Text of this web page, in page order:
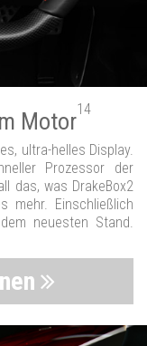
Motor14
ultra-helles Display.
Prozessor der
das, was DrakeBox2
mehr. Einschließlich
neuesten Stand.